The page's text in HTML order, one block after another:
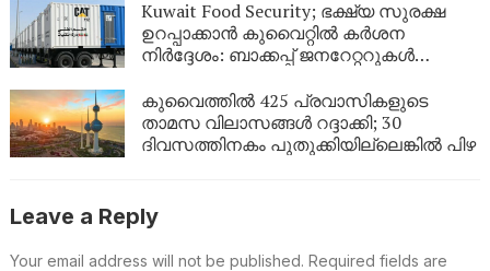
Kuwait Food Security; ഭക്ഷ്യ സുരക്ഷ
ഉറപ്പാക്കാൻ കുവൈറ്റിൽ കർശന
നിർദ്ദേശം: ബാക്കപ്പ് ജനറേറ്ററുകൾ
കുവൈത്തിൽ 425 പ്രവാസികളുടെ
താമസ വിലാസങ്ങൾ റദ്ദാക്കി; 30
ദിവസത്തിനകം പുതുക്കിയില്ലെങ്കിൽ പിഴ
Leave a Reply
Your email address will not be published. Required fields are